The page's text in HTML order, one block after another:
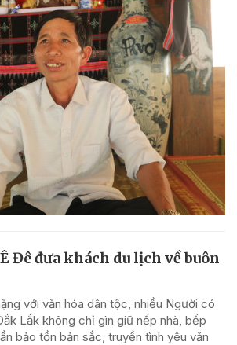
Đê đưa khách du lịch về buôn
với văn hóa dân tộc, nhiều Người có
Lắk không chỉ gìn giữ nếp nhà, bếp
bảo tồn bản sắc, truyền tình yêu văn